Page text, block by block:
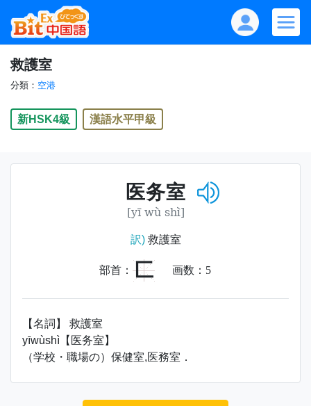
救護室
分類： 空港
新HSK4級 漢語水平甲級
医务室
[yī wù shì]
訳)救護室
部首： 匚 画数： 5
【名詞】 救護室
yīwùshì【医务室】
（学校・職場の）保健室,医務室．